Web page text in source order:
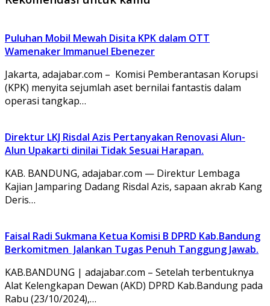
Puluhan Mobil Mewah Disita KPK dalam OTT
Wamenaker Immanuel Ebenezer
Jakarta, adajabar.com – Komisi Pemberantasan Korupsi
(KPK) menyita sejumlah aset bernilai fantastis dalam
operasi tangkap…
Direktur LKJ Risdal Azis Pertanyakan Renovasi Alun-
Alun Upakarti dinilai Tidak Sesuai Harapan.
KAB. BANDUNG, adajabar.com — Direktur Lembaga
Kajian Jamparing Dadang Risdal Azis, sapaan akrab Kang
Deris…
Faisal Radi Sukmana Ketua Komisi B DPRD Kab.Bandung
Berkomitmen Jalankan Tugas Penuh Tanggung Jawab.
KAB.BANDUNG | adajabar.com – Setelah terbentuknya
Alat Kelengkapan Dewan (AKD) DPRD Kab.Bandung pada
Rabu (23/10/2024),…